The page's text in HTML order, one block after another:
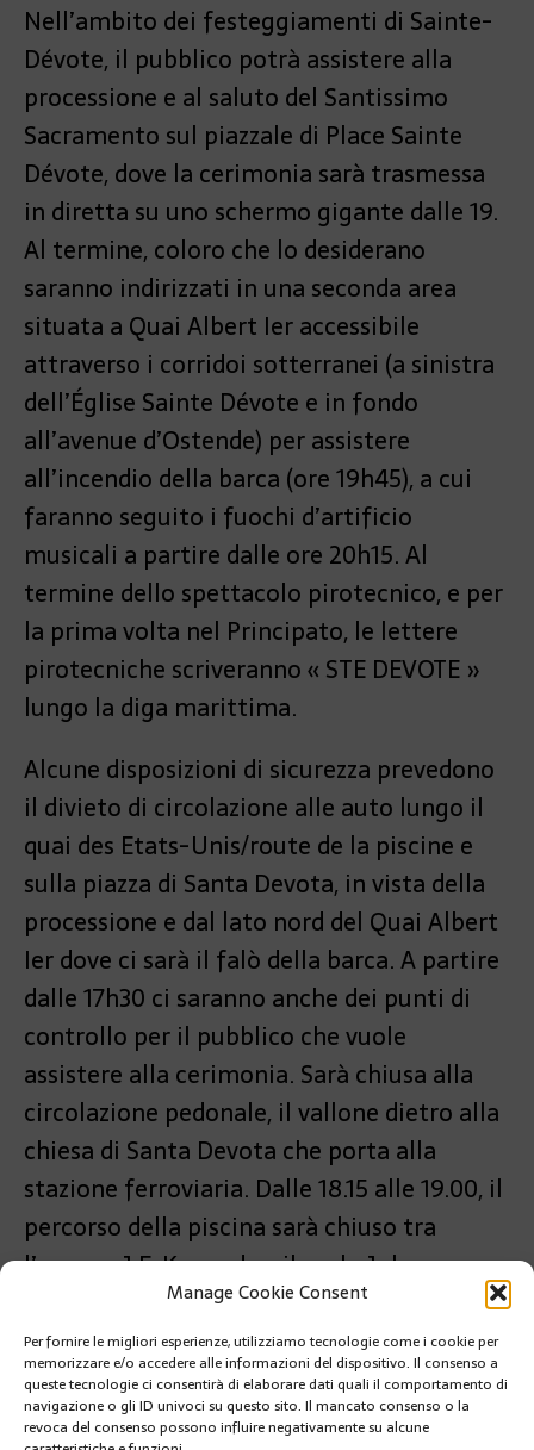
Manage Cookie Consent
Per fornire le migliori esperienze, utilizziamo tecnologie come i cookie per
memorizzare e/o accedere alle informazioni del dispositivo. Il consenso a
queste tecnologie ci consentirà di elaborare dati quali il comportamento di
navigazione o gli ID univoci su questo sito. Il mancato consenso o la
revoca del consenso possono influire negativamente su alcune
Nell’ambito dei festeggiamenti di Sainte-
Dévote, il pubblico potrà assistere alla
processione e al saluto del Santissimo
Sacramento sul piazzale di Place Sainte
Dévote, dove la cerimonia sarà trasmessa
in diretta su uno schermo gigante dalle 19.
Al termine, coloro che lo desiderano
saranno indirizzati in una seconda area
situata a Quai Albert Ier accessibile
attraverso i corridoi sotterranei (a sinistra
dell’Église Sainte Dévote e in fondo
all’avenue d’Ostende) per assistere
all’incendio della barca (ore 19h45), a cui
faranno seguito i fuochi d’artificio
musicali a partire dalle ore 20h15. Al
termine dello spettacolo pirotecnico, e per
la prima volta nel Principato, le lettere
pirotecniche scriveranno « STE DEVOTE »
lungo la diga marittima.
Alcune disposizioni di sicurezza prevedono
il divieto di circolazione alle auto lungo il
quai des Etats-Unis/route de la piscine e
sulla piazza di Santa Devota, in vista della
processione e dal lato nord del Quai Albert
Ier dove ci sarà il falò della barca. A partire
dalle 17h30 ci saranno anche dei punti di
controllo per il pubblico che vuole
assistere alla cerimonia. Sarà chiusa alla
circolazione pedonale, il vallone dietro alla
chiesa di Santa Devota che porta alla
stazione ferroviaria. Dalle 18.15 alle 19.00, il
percorso della piscina sarà chiuso tra
l’avenue J.F. Kennedy e il molo Jules
PRÉCÉDENT
DIRITTI DELLE DONNE: MOBILITAZIONE GENERALE
PER IL 2024